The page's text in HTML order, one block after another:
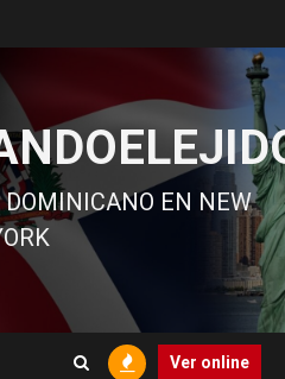
DOMINICANO EN NEW
Ver online